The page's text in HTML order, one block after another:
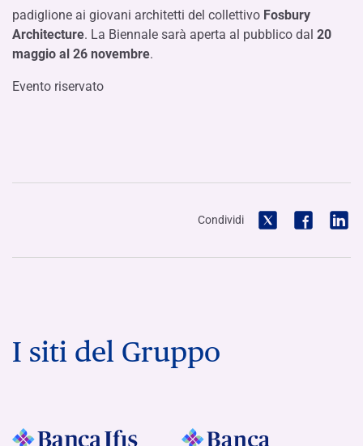
padiglione ai giovani architetti del collettivo Fosbury
Architecture. La Biennale sarà aperta al pubblico dal 20
maggio al 26 novembre.
Evento riservato
Condividi
I siti del Gruppo